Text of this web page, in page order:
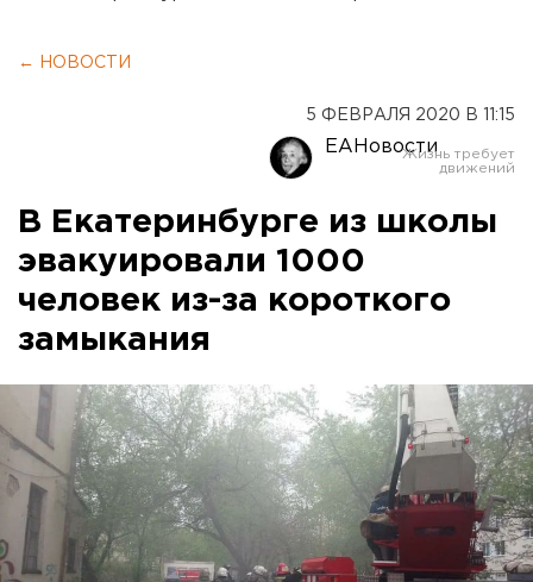
← НОВОСТИ
5 ФЕВРАЛЯ 2020 В 11:15
ЕАНовости
В Екатеринбурге из школы
эвакуировали 1000
человек из-за короткого
замыкания